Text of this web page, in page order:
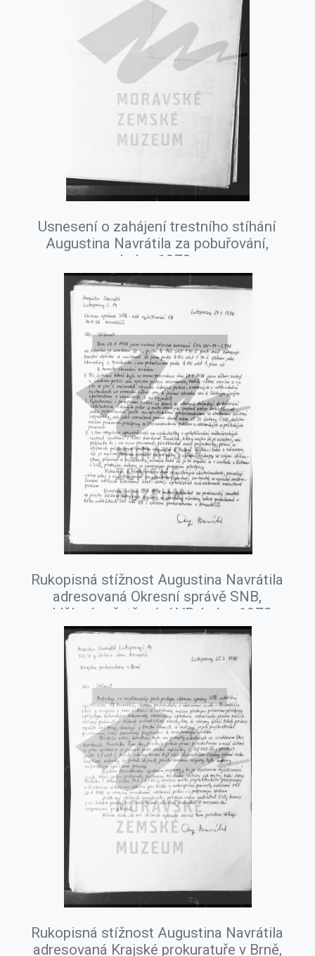
Usnesení o zahájení trestního stíhání
Augustina Navrátila za pobuřování,
leden 1978.
Rukopisná stížnost Augustina Navrátila
adresovaná Okresní správě SNB,
oddělení vyšetřování VB, leden 1978.
Rukopisná stížnost Augustina Navrátila
adresovaná Krajské prokuratuře v Brně,